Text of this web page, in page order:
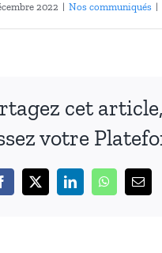
2022 | Nos communiqués |
cet article,
votre
Facebook
X LinkedInWhatsApp
Email